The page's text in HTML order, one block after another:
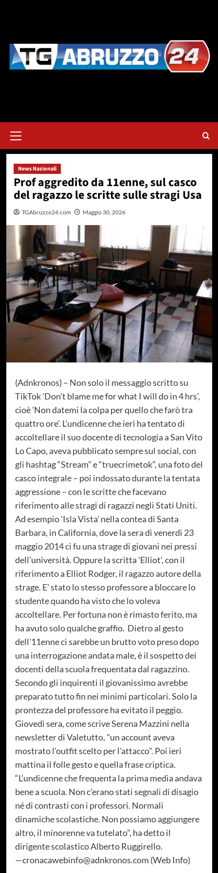
principale
News Nazionali
Prof aggredito da 11enne, sul casco
del ragazzo le scritte sulle stragi Usa
TGAbruzzo24.com Maggio 30, 2026
(Adnkronos) – Non solo il messaggio scritto su
TikTok 'Don’t blame me for what I will do in 4 hrs',
cioè 'Non datemi la colpa per quello che farò tra
quattro ore'. L'undicenne che ieri ha tentato di
accoltellare il suo docente di tecnologia a San Vito
Lo Capo, aveva pubblicato sempre sul social, con
gli hashtag “Stream” e “truecrimetok”, una foto del
casco integrale – poi indossato durante la tentata
aggressione – con le scritte che facevano
riferimento alle stragi di ragazzi negli Stati Uniti.
Ad esempio 'Isla Vista' nella contea di Santa
Barbara, in California, dove la sera di venerdì 23
maggio 2014 ci fu una strage di giovani nei pressi
dell'università. Oppure la scritta 'Elliot', con il
riferimento a Elliot Rodger, il ragazzo autore della
strage. E' stato lo stesso professore a bloccare lo
studente quando ha visto che lo voleva
accoltellare. Per fortuna non è rimasto ferito, ma
ha avuto solo qualche graffio. Dietro al gesto
dell'11enne ci sarebbe un brutto voto preso dopo
una interrogazione andata male, è il sospetto dei
docenti della scuola frequentata dal ragazzino.
Secondo gli inquirenti il giovanissimo avrebbe
preparato tutto fin nei minimi particolari. Solo la
prontezza del professore ha evitato il peggio.
Giovedì sera, come scrive Serena Mazzini nella
newsletter di Valetutto, "un account aveva
mostrato l'outfit scelto per l'attacco". Poi ieri
mattina il folle gesto e quella frase criptica.
“L’undicenne che frequenta la prima media andava
bene a scuola. Non c’erano stati segnali di disagio
né di contrasti con i professori. Normali
dinamiche scolastiche. Non possiamo aggiungere
altro, il minorenne va tutelato”, ha detto il
dirigente scolastico Alberto Ruggirello.
—cronacawebinfo@adnkronos.com (Web Info)